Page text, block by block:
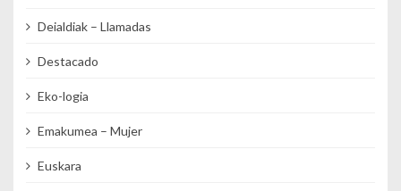
Deialdiak – Llamadas
Destacado
Eko-logia
Emakumea – Mujer
Euskara